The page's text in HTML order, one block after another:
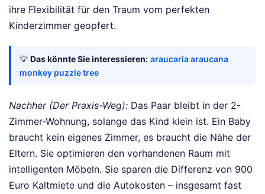
ihre Flexibilität für den Traum vom perfekten
Kinderzimmer geopfert.
💡 Das könnte Sie interessieren: araucaria araucana
monkey puzzle tree
Nachher (Der Praxis-Weg): Das Paar bleibt in der 2-
Zimmer-Wohnung, solange das Kind klein ist. Ein Baby
braucht kein eigenes Zimmer, es braucht die Nähe der
Eltern. Sie optimieren den vorhandenen Raum mit
intelligenten Möbeln. Sie sparen die Differenz von 900
Euro Kaltmiete und die Autokosten – insgesamt fast